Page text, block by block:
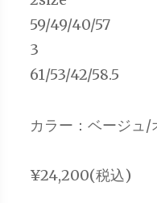
59/49/40/57
3
61/53/42/58.5
カラー：ベージュ/
¥24,200(税込)